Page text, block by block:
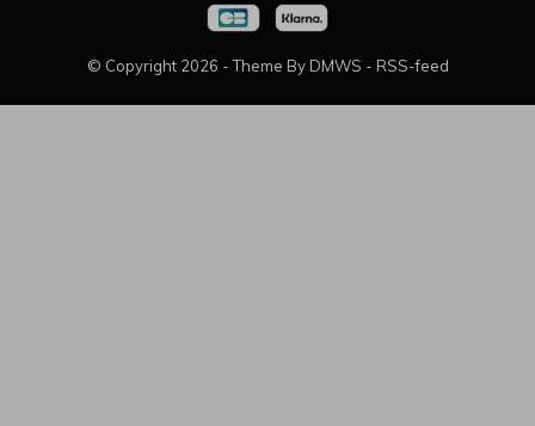
© Copyright 2026 - Theme By DMWS - RSS-feed